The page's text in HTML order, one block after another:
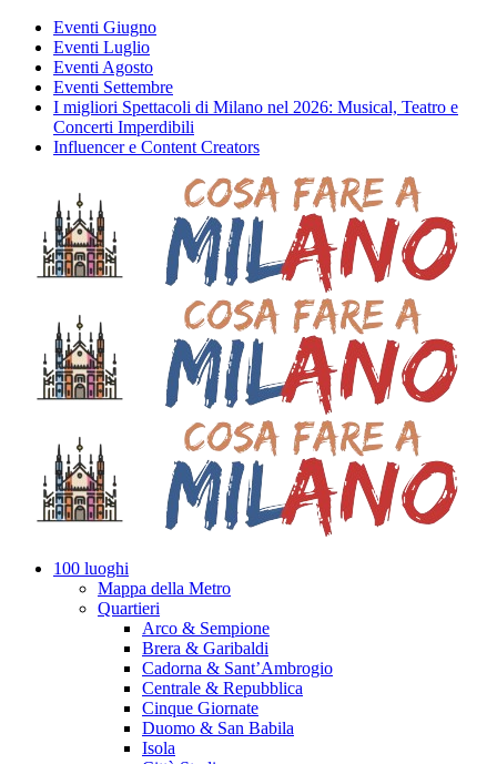
Eventi Giugno
Eventi Luglio
Eventi Agosto
Eventi Settembre
I migliori Spettacoli di Milano nel 2026: Musical, Teatro e
Concerti Imperdibili
Influencer e Content Creators
100 luoghi
Mappa della Metro
Quartieri
Arco & Sempione
Brera & Garibaldi
Cadorna & Sant’Ambrogio
Centrale & Repubblica
Cinque Giornate
Duomo & San Babila
Isola